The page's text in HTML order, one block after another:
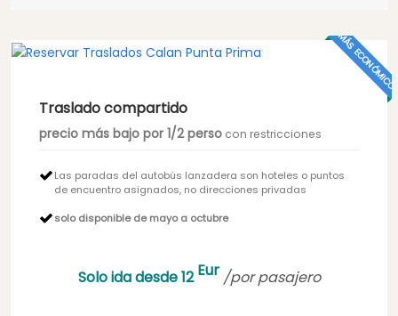
MÁS ECONÓMICO
Traslado compartido
precio más bajo por 1/2 perso con restricciones
Las paradas del autobús lanzadera son hoteles o puntos
de encuentro asignados, no direcciones privadas
solo disponible de mayo a octubre
Solo ida desde 12Eur /por pasajero